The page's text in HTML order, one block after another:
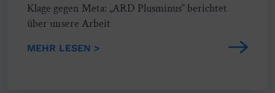
Klage gegen Meta: „ARD Plusminus“ berichtet
über unsere Arbeit
MEHR LESEN >